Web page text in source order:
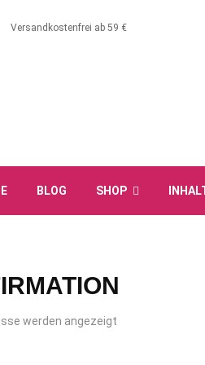
Versandkostenfrei ab 59 €
BLOG SHOP
werden angezeigt